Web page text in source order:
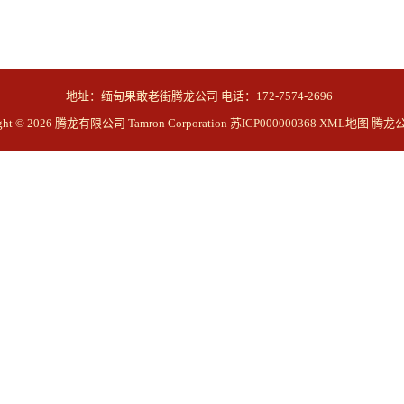
地址：缅甸果敢老街腾龙公司 电话：172-7574-2696
© 2026 腾龙有限公司 Tamron Corporation 苏ICP000000368 XML地图 腾龙